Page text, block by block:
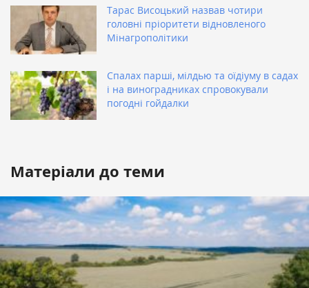
Тарас Висоцький назвав чотири
головні пріоритети відновленого
Мінагрополітики
Спалах парші, мілдью та оїдіуму в садах
і на виноградниках спровокували
погодні гойдалки
Матеріали до теми